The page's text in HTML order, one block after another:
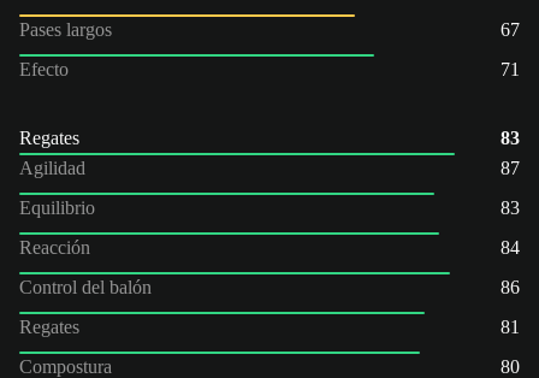
Pases largos
67
Efecto
71
Regates
83
Agilidad
87
Equilibrio
83
Reacción
84
Control del balón
86
Regates
81
Compostura
80